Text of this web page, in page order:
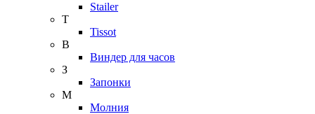
Stailer
T
Tissot
В
Виндер для часов
З
Запонки
М
Молния